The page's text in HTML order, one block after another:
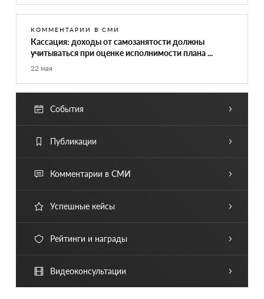
КОММЕНТАРИИ В СМИ
Кассация: доходы от самозанятости должны
учитываться при оценке исполнимости плана ...
22 мая
События
Публикации
Комментарии в СМИ
Успешные кейсы
Рейтинги и награды
Видеоконсультации